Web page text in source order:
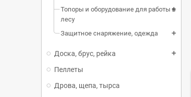
Топоры и оборудование для работы в
лесу
add
Защитное снаряжение, одежда add
Доска, брус, рейка add
Пеллеты
Дрова, щепа, тырса